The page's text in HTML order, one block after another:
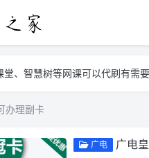
堂、智慧树等网课可以代刷有需
堂、智慧树等网课可以代刷有需
办理副卡
广电 广电